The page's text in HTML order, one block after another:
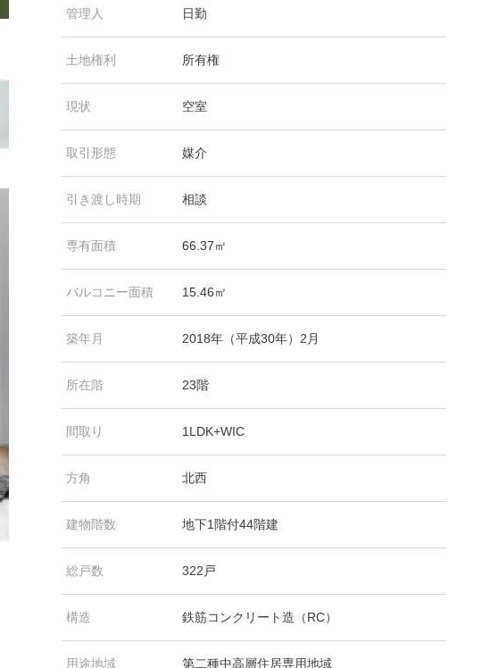
管理人 日勤
土地権利 所有権
現状 空室
取引形態 媒介
引き渡し時期 相談
専有面積 66.37㎡
バルコニー面積 15.46㎡
築年月 2018年（平成30年）2月
所在階 23階
間取り 1LDK+WIC
方角 北西
建物階数 地下1階付44階建
総戸数 322戸
構造 鉄筋コンクリート造（RC）
用途地域 第二種中高層住居専用地域